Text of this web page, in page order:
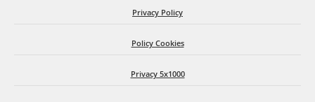
Privacy Policy
Policy Cookies
Privacy 5x1000